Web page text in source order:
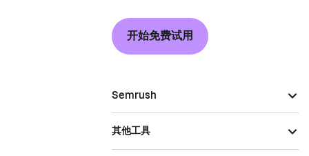
开始免费试用
Semrush
其他工具